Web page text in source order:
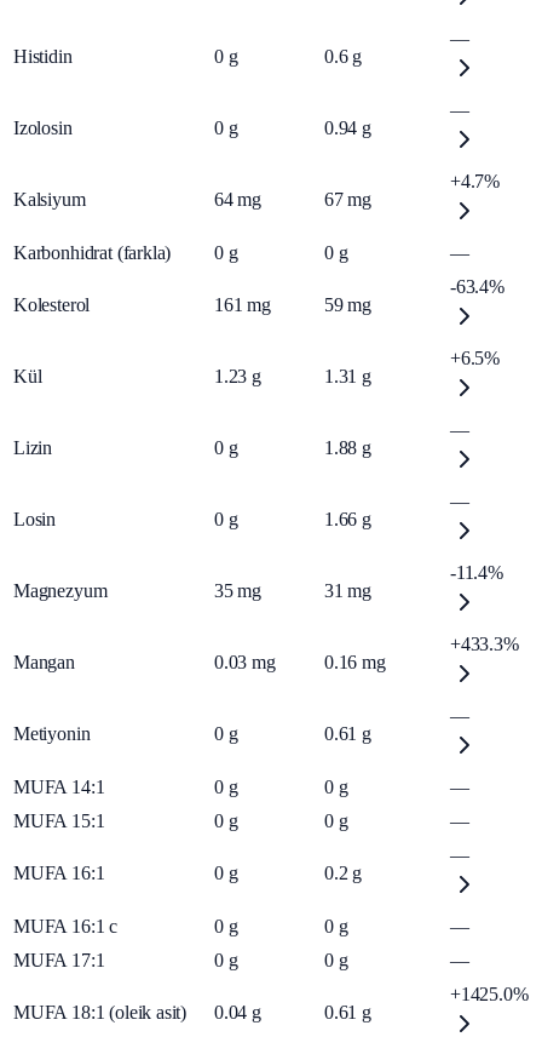
Histidin 0 g 0.6 g
—
Izolosin 0 g 0.94 g
—
Kalsiyum 64 mg 67 mg
+4.7%
Karbonhidrat (farkla) 0 g 0 g —
Kolesterol 161 mg 59 mg
-63.4%
Kül 1.23 g 1.31 g
+6.5%
Lizin 0 g 1.88 g
—
Losin 0 g 1.66 g
—
Magnezyum 35 mg 31 mg
-11.4%
Mangan 0.03 mg 0.16 mg
+433.3%
Metiyonin 0 g 0.61 g
—
MUFA 14:1 0 g 0 g
—
MUFA 15:1
0 g 0 g —
MUFA 16:1 0 g 0.2 g
—
MUFA 16:1 c 0 g 0 g
—
MUFA 17:1
0 g 0 g —
MUFA 18:1 (oleik asit) 0.04 g 0.61 g
+1425.0%